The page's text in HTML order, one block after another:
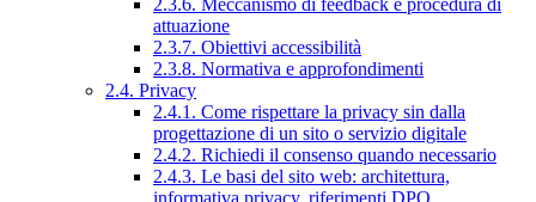
2.3.6. Meccanismo di feedback e procedura di
attuazione
2.3.7. Obiettivi accessibilità
2.3.8. Normativa e approfondimenti
2.4. Privacy
2.4.1. Come rispettare la privacy sin dalla
progettazione di un sito o servizio digitale
2.4.2. Richiedi il consenso quando necessario
2.4.3. Le basi del sito web: architettura,
informativa privacy, riferimenti DPO